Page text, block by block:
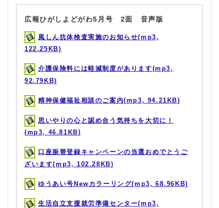
広報ひがしよどがわ5月号 2面 音声版
風しん抗体検査実施のお知らせ(mp3,
122.25KB)
介護保険料には軽減制度があります(mp3,
92.79KB)
精神保健福祉相談のご案内(mp3, 94.21KB)
思いやりの心と認め合う気持ちを大切に！
(mp3, 46.81KB)
口座振替登録キャンペーンの当選おめでとうご
ざいます(mp3, 102.28KB)
ゆうあい号Newカラーリング(mp3, 68.96KB)
生活自立支援就労準備センター(mp3,